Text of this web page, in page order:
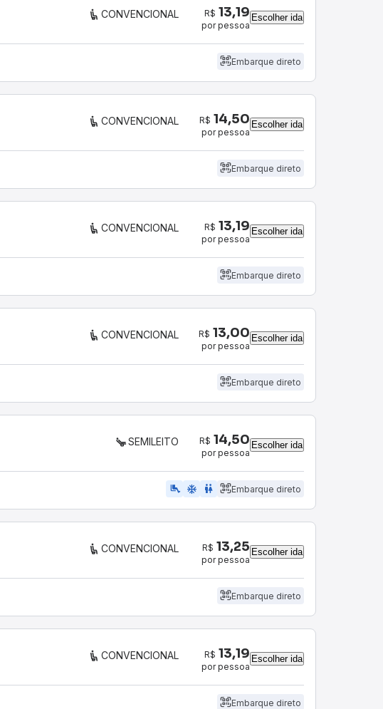
CONVENCIONAL R$ 13,19
por pessoa
Escolher ida
Embarque direto
CONVENCIONAL R$ 14,50
por pessoa
Escolher ida
Embarque direto
CONVENCIONAL R$ 13,19
por pessoa
Escolher ida
Embarque direto
CONVENCIONAL R$ 13,00
por pessoa
Escolher ida
Embarque direto
SEMILEITO R$ 14,50
por pessoa
Escolher ida
airline_seat_legroom_extra ac_unit WC Embarque direto
CONVENCIONAL R$ 13,25
por pessoa
Escolher ida
Embarque direto
CONVENCIONAL R$ 13,19
por pessoa
Escolher ida
Embarque direto